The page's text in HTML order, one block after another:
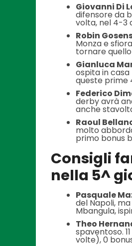
Giovanni Di
difensore da
volta, nel 4-3
Robin
Monza e
tornare
Gianluca
ospita in casa
queste prime
Federico
derby avrà
anche
Raoul
molto
primo bonus
Consigli
nella 5^
Pasquale
del Napoli,
Mbangula,
Theo
spaventoso.
volte), 0